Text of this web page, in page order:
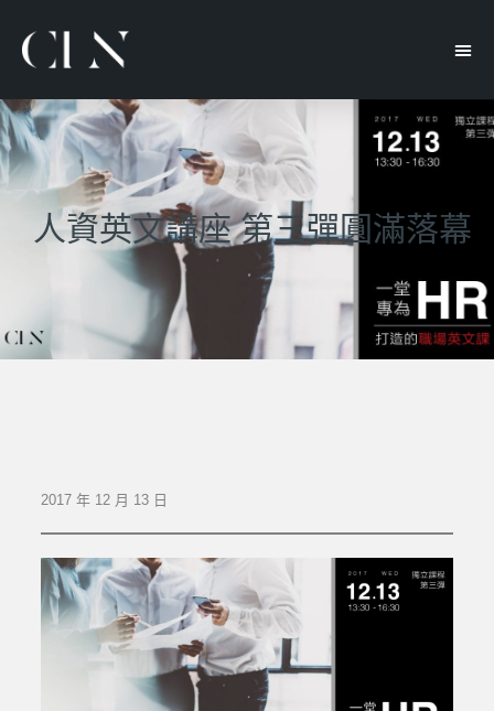
人資英文講座 第三彈圓滿落幕
2017 年 12 月 13 日